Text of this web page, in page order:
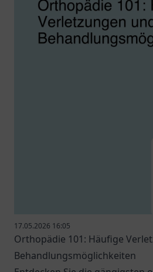
17.05.2026 16:05
Orthopädie 101: Häufige
Behandlungsmöglichkeiten